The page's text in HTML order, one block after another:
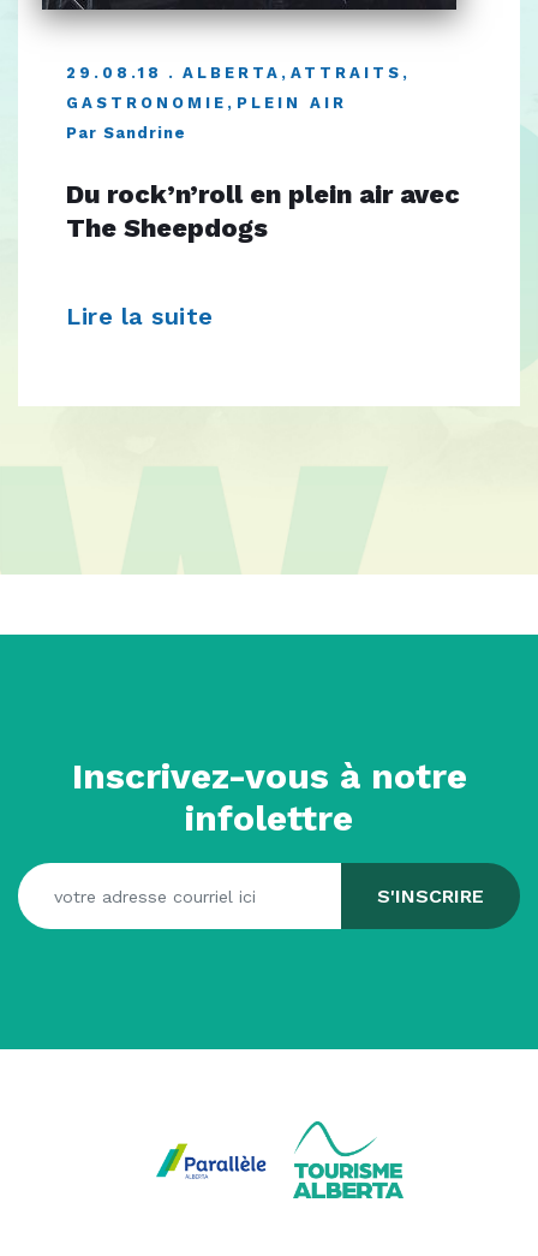
29.08.18 ALBERTA , ATTRAITS ,
GASTRONOMIE , PLEIN AIR
Par Sandrine
Du rock’n’roll en plein air avec
The Sheepdogs
Lire la suite
Inscrivez-vous à notre
infolettre